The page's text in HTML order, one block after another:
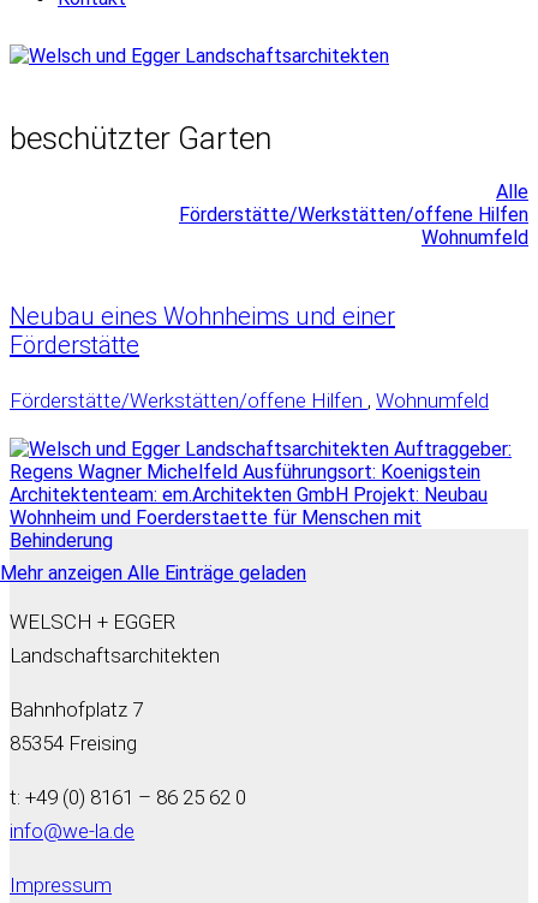
beschützter Garten
Alle
Förderstätte/Werkstätten/offene Hilfen
Wohnumfeld
Neubau eines Wohnheims und einer
Förderstätte
Förderstätte/Werkstätten/offene Hilfen , Wohnumfeld
Mehr anzeigen Alle Einträge geladen
WELSCH + EGGER
Landschaftsarchitekten
Bahnhofplatz 7
85354 Freising
t: +49 (0) 8161 – 86 25 62 0
info@we-la.de
Impressum